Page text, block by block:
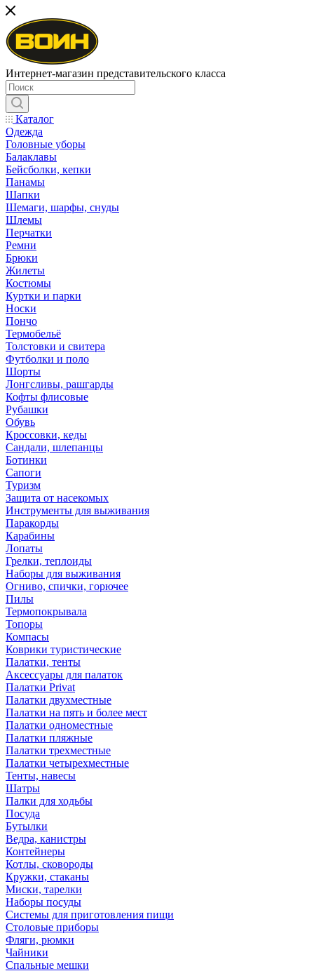
Интернет-магазин представительского класса
Каталог
Одежда
Головные уборы
Балаклавы
Бейсболки, кепки
Панамы
Шапки
Шемаги, шарфы, снуды
Шлемы
Перчатки
Ремни
Брюки
Жилеты
Костюмы
Куртки и парки
Носки
Пончо
Термобельё
Толстовки и свитера
Футболки и поло
Шорты
Лонгсливы, рашгарды
Кофты флисовые
Рубашки
Обувь
Кроссовки, кеды
Сандали, шлепанцы
Ботинки
Сапоги
Туризм
Защита от насекомых
Инструменты для выживания
Паракорды
Карабины
Лопаты
Грелки, теплоиды
Наборы для выживания
Огниво, спички, горючее
Пилы
Термопокрывала
Топоры
Компасы
Коврики туристические
Палатки, тенты
Аксессуары для палаток
Палатки Privat
Палатки двухместные
Палатки на пять и более мест
Палатки одноместные
Палатки пляжные
Палатки трехместные
Палатки четырехместные
Тенты, навесы
Шатры
Палки для ходьбы
Посуда
Бутылки
Ведра, канистры
Контейнеры
Котлы, сковороды
Кружки, стаканы
Миски, тарелки
Наборы посуды
Системы для приготовления пищи
Столовые приборы
Фляги, рюмки
Чайники
Спальные мешки